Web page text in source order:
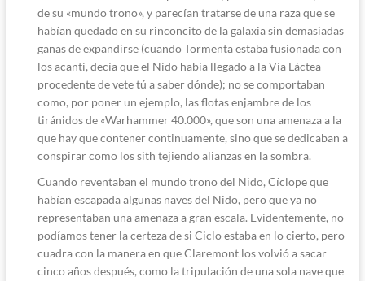
de su «mundo trono», y parecían tratarse de una raza que se
habían quedado en su rinconcito de la galaxia sin demasiadas
ganas de expandirse (cuando Tormenta estaba fusionada con
los acanti, decía que el Nido había llegado a la Vía Láctea
procedente de vete tú a saber dónde); no se comportaban
como, por poner un ejemplo, las flotas enjambre de los
tiránidos de «Warhammer 40.000», que son una amenaza a la
que hay que contener continuamente, sino que se dedicaban a
conspirar como los sith tejiendo alianzas en la sombra.
Cuando reventaban el mundo trono del Nido, Cíclope que
habían escapada algunas naves del Nido, pero que ya no
representaban una amenaza a gran escala. Evidentemente, no
podíamos tener la certeza de si Ciclo estaba en lo cierto, pero
cuadra con la manera en que Claremont los volvió a sacar
cinco años después, como la tripulación de una sola nave que